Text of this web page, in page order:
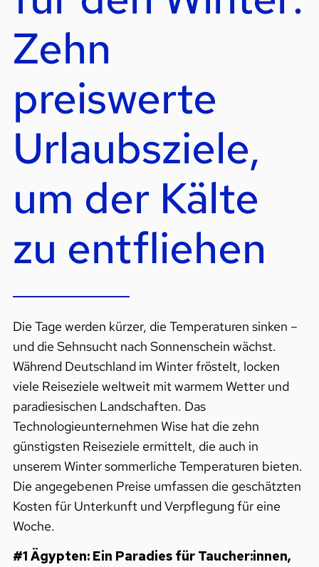
Zehn
preiswerte
Urlaubsziele,
um der Kälte
zu entfliehen
Die Tage werden kürzer, die Temperaturen sinken –
und die Sehnsucht nach Sonnenschein wächst.
Während Deutschland im Winter fröstelt, locken
viele Reiseziele weltweit mit warmem Wetter und
paradiesischen Landschaften. Das
Technologieunternehmen Wise hat die zehn
günstigsten Reiseziele ermittelt, die auch in
unserem Winter sommerliche Temperaturen bieten.
Die angegebenen Preise umfassen die geschätzten
Kosten für Unterkunft und Verpflegung für eine
Woche.
#1 Ägypten: Ein Paradies für Taucher:innen,